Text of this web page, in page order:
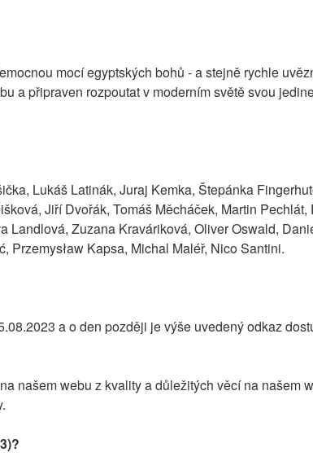
mocí egyptských bohů - a stejně rychle
a připraven rozpoutat v moderním světě svou
Lukáš Latinák, Juraj Kemka, Štepánka
Jiří Dvořák, Tomáš Měcháček, Martin Pechlát,
Landlová, Zuzana Kraváriková, Oliver Oswald,
Przemysław Kapsa, Michal Maléř, Nico Santini.
a o den později je výše uvedený odkaz
našem webu z kvality a důležitých věcí na našem